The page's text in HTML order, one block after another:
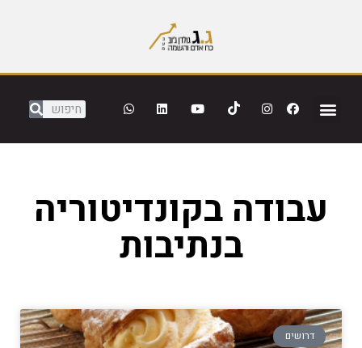
עבודה בקונדיטוריה
בנתיבות
דרושים